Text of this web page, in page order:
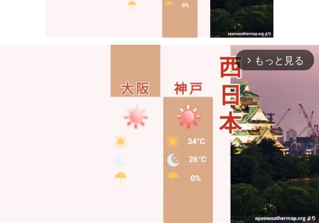
Mute
arrow_forward_ios もっと見る